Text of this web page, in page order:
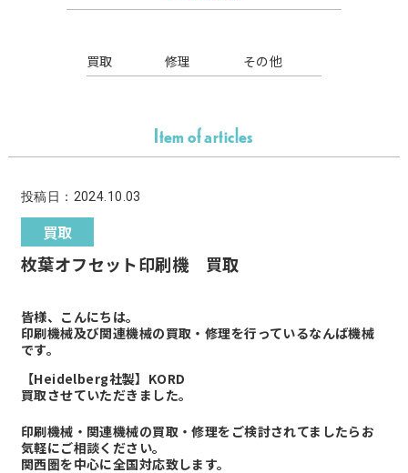
買取 修理 その他
Item of articles
投稿日：2024.10.03
買取
枚葉オフセット印刷機 買取
皆様、こんにちは。
印刷機械及び関連機械の買取・修理を行っているなんば機械
です。
【Heidelberg社製】KORD
買取させていただきました。
印刷機械・関連機械の買取・修理をご検討されてましたらお
気軽にご相談ください。
関西圏を中心に全国対応致します。